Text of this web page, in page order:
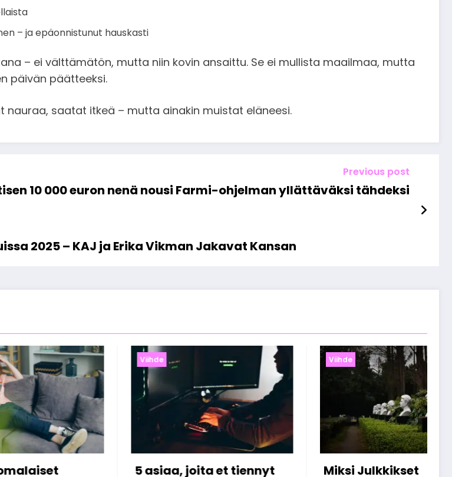
– ja epäonnistunut hauskasti
– ei välttämätön, mutta niin kovin ansaittu. Se ei mullista maailmaa, mutta
päivän päätteeksi.
nauraa, saatat itkeä – mutta ainakin muistat eläneesi.
Previous post
10 000 euron nenä nousi Farmi-ohjelman yllättäväksi tähdeksi
2025 – KAJ ja Erika Vikman Jakavat Kansan
et tiennyt
Viihde
Miksi Julkkikset
Viihde